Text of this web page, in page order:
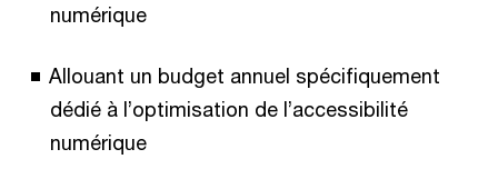
numérique
Allouant un budget annuel spécifiquement
dédié à l’optimisation de l’accessibilité
numérique